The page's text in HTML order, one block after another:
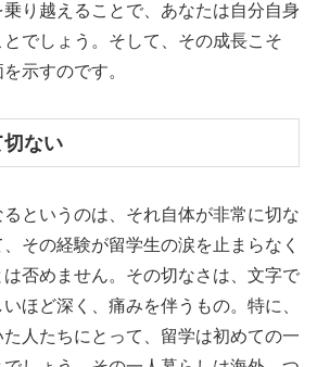
り越えることで、あなたは自分自身
でしょう。そして、その成長こそ
示すのです。
ない
というのは、それ自体が非常に切な
その経験が留学生の涙を止まらなく
否めません。その切なさは、文字で
ほど深く、痛みを伴うもの。特に、
人たちにとって、留学は初めての一